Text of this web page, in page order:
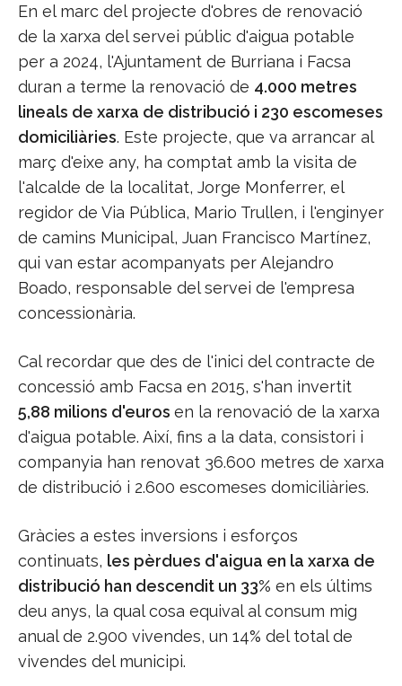
En el marc del projecte d'obres de renovació
de la xarxa del servei públic d'aigua potable
per a 2024, l'Ajuntament de Burriana i Facsa
duran a terme la renovació de 4.000 metres
lineals de xarxa de distribució i 230 escomeses
domiciliàries. Este projecte, que va arrancar al
març d'eixe any, ha comptat amb la visita de
l'alcalde de la localitat, Jorge Monferrer, el
regidor de Via Pública, Mario Trullen, i l'enginyer
de camins Municipal, Juan Francisco Martínez,
qui van estar acompanyats per Alejandro
Boado, responsable del servei de l'empresa
concessionària.
Cal recordar que des de l'inici del contracte de
concessió amb Facsa en 2015, s'han invertit
5,88 milions d'euros en la renovació de la xarxa
d'aigua potable. Així, fins a la data, consistori i
companyia han renovat 36.600 metres de xarxa
de distribució i 2.600 escomeses domiciliàries.
Gràcies a estes inversions i esforços
continuats, les pèrdues d'aigua en la xarxa de
distribució han descendit un 33% en els últims
deu anys, la qual cosa equival al consum mig
anual de 2.900 vivendes, un 14% del total de
vivendes del municipi.